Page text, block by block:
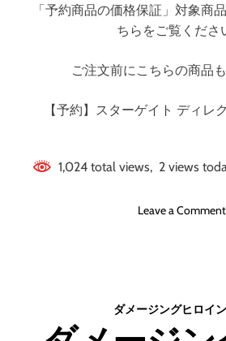
「予約商品の価格保証」対象商
ちらをご覧くださ
ご注文前にこちらの商品
【予約】スターゲイト ディレ
1,024 total views, 2 views
Leave a Commento
ダメージングヒロイン